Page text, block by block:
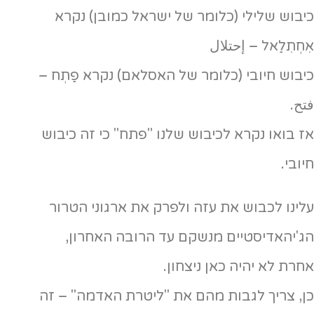
כיבוש שלילי (כלומר של ישראל כמובן) נקרא
אִחְתִלַאל – إحتلال
כיבוש חיובי (כלומר של האסלאם) נקרא פַתְח –
فتح.
אז בואו נקרא לכיבוש שלנו "פתח" כי זה כיבוש
חיובי.
עלינו לכבוש את עזה ולפרק את ארגוני הטרור
הג'יהאדיסטיים מנשקם עד הרובה האחרון,
אחרת לא יהיה כאן ניצחון.
כן, צריך לגבות מהם את "ליטרת האדמה" – זה